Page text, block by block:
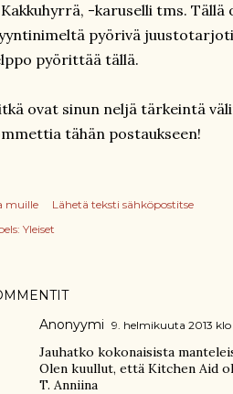
-karuselli tms.
pyörivä
pyörittää tällä.
ovat sinun neljä tärkeintä
tähän postaukseen!
muille
Lähetä teksti sähköpostitse
Yleiset
Anonyymi 9. helmikuuta 2013 klo
Jauhatko kokonaisista
Olen kuullut, että Kitchen Aid
T. Anniina